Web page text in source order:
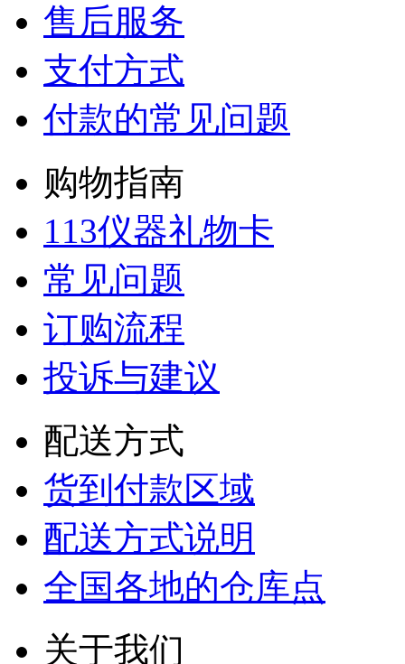
售后服务
支付方式
付款的常见问题
购物指南
113仪器礼物卡
常见问题
订购流程
投诉与建议
配送方式
货到付款区域
配送方式说明
全国各地的仓库点
关于我们